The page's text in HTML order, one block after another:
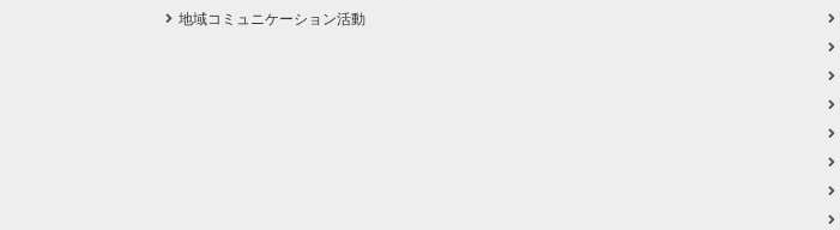
地域コミュニケーション活動